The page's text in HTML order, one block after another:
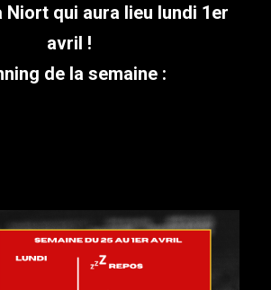
Niort qui aura lieu lundi 1er
avril !
de la semaine :